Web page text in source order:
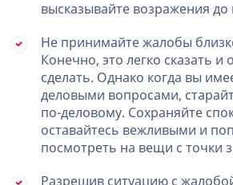
высказывайте возражения
Не принимайте жалобы
Конечно, это легко сказать и
сделать. Однако когда вы
деловыми вопросами,
по-деловому. Сохраняйте
оставайтесь вежливыми и
посмотреть на вещи с точки
Разрешив ситуацию с